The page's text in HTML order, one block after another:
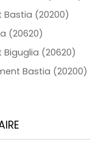
(20200)
(20620)
(20620)
Bastia (20200)